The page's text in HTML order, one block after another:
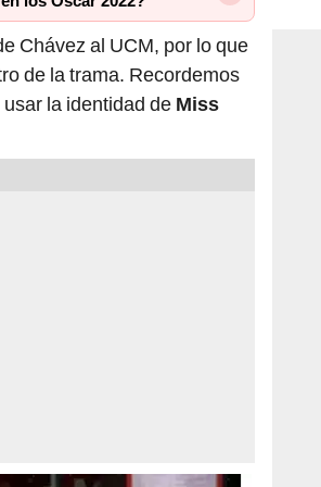
Chávez al UCM, por lo que
de la trama. Recordemos
la identidad de Miss